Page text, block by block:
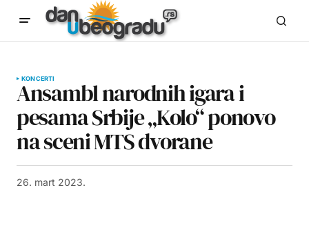
KONCERTI
Ansambl narodnih igara i
pesama Srbije „Kolo“ ponovo
na sceni MTS dvorane
26. mart 2023.